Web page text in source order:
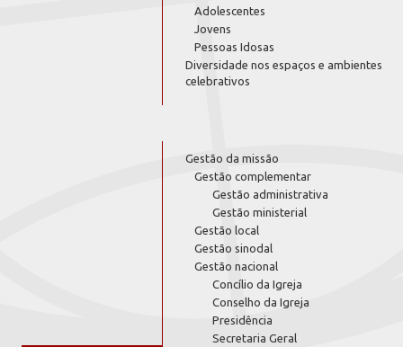
Adolescentes
Jovens
Pessoas Idosas
Diversidade nos espaços e ambientes
celebrativos
Gestão da missão
Gestão complementar
Gestão administrativa
Gestão ministerial
Gestão local
Gestão sinodal
Gestão nacional
Concílio da Igreja
Conselho da Igreja
Presidência
Secretaria Geral